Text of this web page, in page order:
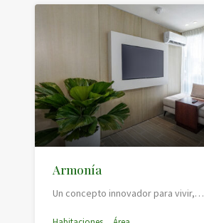
Armonía
Un concepto innovador para vivir,…